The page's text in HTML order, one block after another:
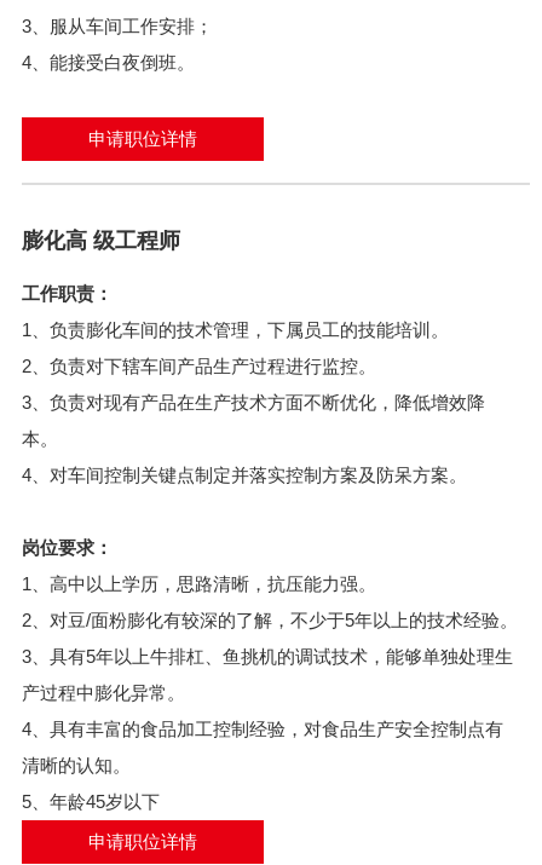
3、服从车间工作安排；
4、能接受白夜倒班。
申请职位详情
膨化高 级工程师
工作职责：
1、负责膨化车间的技术管理，下属员工的技能培训。
2、负责对下辖车间产品生产过程进行监控。
3、负责对现有产品在生产技术方面不断优化，降低增效降
本。
4、对车间控制关键点制定并落实控制方案及防呆方案。
岗位要求：
1、高中以上学历，思路清晰，抗压能力强。
2、对豆/面粉膨化有较深的了解，不少于5年以上的技术经验。
3、具有5年以上牛排杠、鱼挑机的调试技术，能够单独处理生
产过程中膨化异常。
4、具有丰富的食品加工控制经验，对食品生产安全控制点有
清晰的认知。
5、年龄45岁以下
申请职位详情